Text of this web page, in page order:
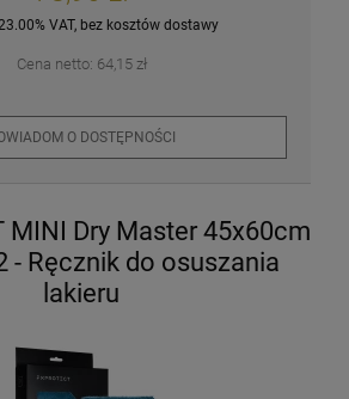
VAT, bez kosztów dostawy
Cena netto: 64,15 zł
O DOSTĘPNOŚCI
MINI Dry Master 45x60cm
- Ręcznik do osuszania
lakieru